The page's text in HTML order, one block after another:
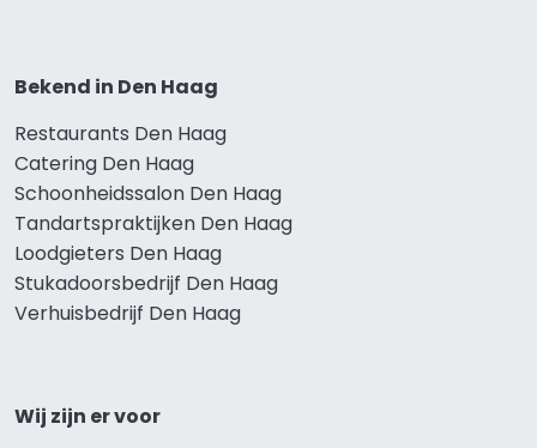
Bekend in Den Haag
Restaurants Den Haag
Catering Den Haag
Schoonheidssalon Den Haag
Tandartspraktijken Den Haag
Loodgieters Den Haag
Stukadoorsbedrijf Den Haag
Verhuisbedrijf Den Haag
Wij zijn er voor